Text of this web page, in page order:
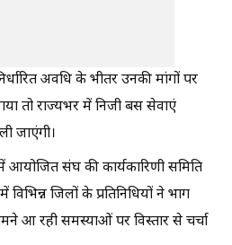
अवधि के भीतर उनकी मांगों पर
तो राज्यभर में निजी बस सेवाएं
जाएंगी।
संघ की कार्यकारिणी समिति
जिलों के प्रतिनिधियों ने भाग
आ रही समस्याओं पर विस्तार से चर्चा